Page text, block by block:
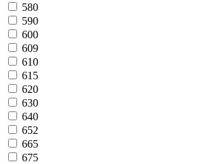
580
590
600
609
610
615
620
630
640
652
665
675